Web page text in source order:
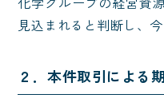
見込まれると判断し、
２．本件取引による